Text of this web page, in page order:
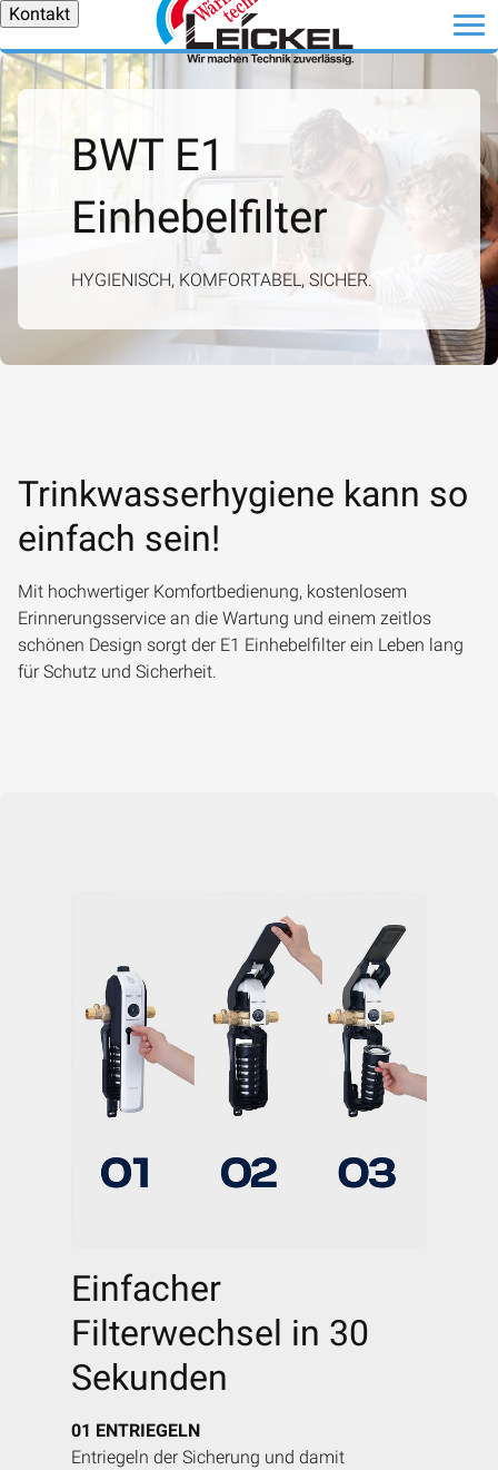
Kontakt
BWT E1
Einhebelfilter
HYGIENISCH, KOMFORTABEL, SICHER.
Trinkwasserhygiene kann so
einfach sein!
Mit hochwertiger Komfortbedienung, kostenlosem
Erinnerungsservice an die Wartung und einem zeitlos
schönen Design sorgt der E1 Einhebelfilter ein Leben lang
für Schutz und Sicherheit.
Einfacher
Filterwechsel in 30
Sekunden
01 ENTRIEGELN
Entriegeln der Sicherung und damit